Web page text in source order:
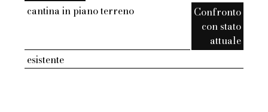
cantina in piano terreno
Confronto
con stato
attuale
esistente